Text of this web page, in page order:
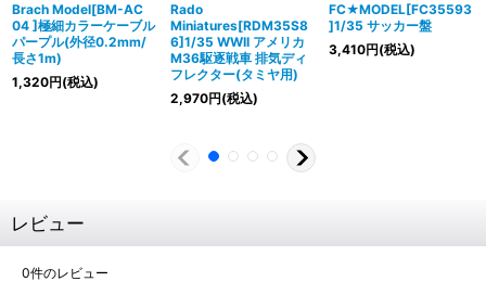
Brach Model[BM-AC
04 ]極細カラーケーブル
パープル(外径0.2mm/
長さ1m)
1,320円(税込)
Rado
Miniatures[RDM35S8
6]1/35 WWII アメリカ
M36駆逐戦車 排気ディ
フレクター(タミヤ用)
2,970円(税込)
FC★MODEL[FC35593
]1/35 サッカー盤
3,410円(税込)
レビュー
0件のレビュー